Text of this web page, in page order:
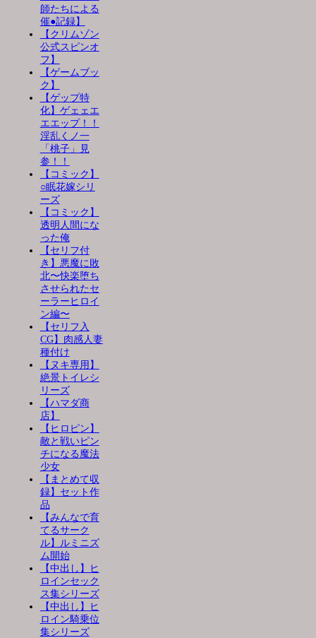
師たちによる
催●記録】
【クリムゾン
公式スピンオ
フ】
【ゲームブッ
ク】
【ゲップ特
化】ゲェェエ
エエップ！！
淫乱くノ一
「桃子」見
参！！
【コミック】
○眠花嫁シリ
ーズ
【コミック】
透明人間にな
った俺
【セリフ付
き】悪魔に敗
北〜快楽堕ち
させられたセ
ーラーヒロイ
ン編〜
【セリフ入
CG】肉感人妻
種付け
【ヌキ専用】
絶景トイレシ
リーズ
【ハマダ商
店】
【ヒロピン】
敵と戦いピン
チになる魔法
少女
【まとめて収
録】セット作
品
【みんなで育
てるサーク
ル】ルミニズ
ム開始
【中出し】ヒ
ロインセック
ス集シリーズ
【中出し】ヒ
ロイン騎乗位
集シリーズ